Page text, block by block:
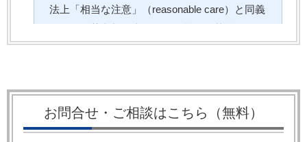
法上「相当な注意」（reasonable care）と同義
設定された場合に，法的義務の範囲と免責の可
でも広く使われます。本記事では法律的意味と
お問合せ・ご相談はこちら（無料）